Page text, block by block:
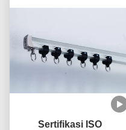
Sertifikasi ISO